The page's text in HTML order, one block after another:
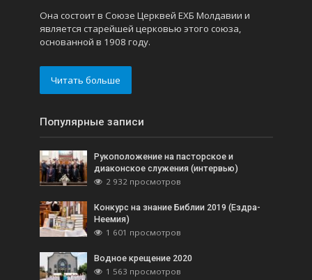
Она состоит в Союзе Церквей ЕХБ Молдавии и
является старейшей церковью этого союза,
основанной в 1908 году.
Читать больше
Популярные записи
Рукоположение на пасторское и
диаконское служения (интервью)
2 932 просмотров
Конкурс на знание Библии 2019 (Ездра-
Неемия)
1 601 просмотров
Водное крещение 2020
1 563 просмотров